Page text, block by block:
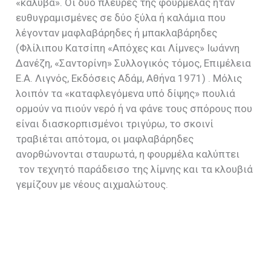
«καλύβα». Οι δύο πλευρές της φουρμέλας ήταν
ευθυγραμισμένες σε δύο ξύλα ή καλάμια που
λέγονταν μαφλαβάρηδες ή μπακλαβάρηδες
(Φλίλιπου Κατσίπη «Απόχες και Λίμνες» Ιωάννη
Δανέζη, «Σαντορίνη» Συλλογικός τόμος, Επιμέλεια
Ε.Α. Λιγνός, Εκδόσεις Αδάμ, Αθήνα 1971) . Μόλις
λοιπόν τα «καταφλεγόμενα υπό δίψης» πουλιά
ορμούν να πιούν νερό ή να φάνε τους σπόρους που
είναι διασκορπισμένοι τριγύρω, το σκοινί
τραβιέται απότομα, οι μαφλαβάρηδες
ανορθώνονται σταυρωτά, η φουρμέλα καλύπτει
τον τεχνητό παράδεισο της λίμνης και τα κλουβιά
γεμίζουν με νέους αιχμαλώτους.